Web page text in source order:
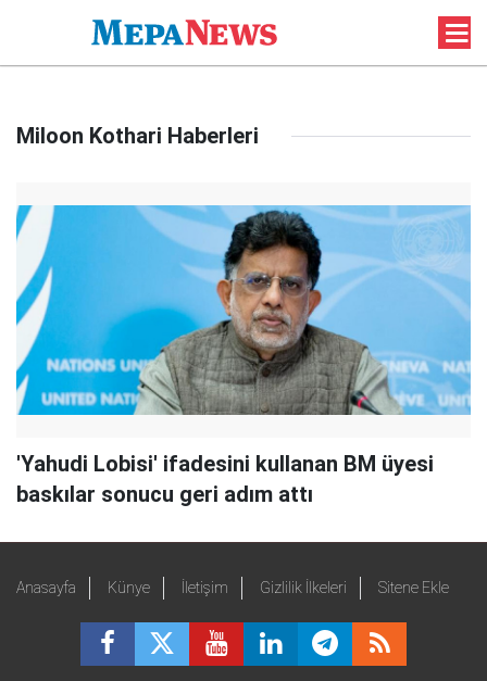
Miloon Kothari Haberleri
'Yahudi Lobisi' ifadesini kullanan BM üyesi
baskılar sonucu geri adım attı
Anasayfa Künye İletişim Gizlilik İlkeleri Sitene Ekle